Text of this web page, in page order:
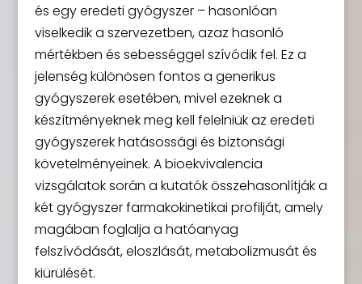
és egy eredeti gyógyszer – hasonlóan
viselkedik a szervezetben, azaz hasonló
mértékben és sebességgel szívódik fel. Ez a
jelenség különösen fontos a generikus
gyógyszerek esetében, mivel ezeknek a
készítményeknek meg kell felelniük az eredeti
gyógyszerek hatásossági és biztonsági
követelményeinek. A bioekvivalencia
vizsgálatok során a kutatók összehasonlítják a
két gyógyszer farmakokinetikai profilját, amely
magában foglalja a hatóanyag
felszívódását, eloszlását, metabolizmusát és
kiürülését.